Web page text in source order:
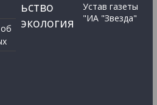
ьство
экология
Устав газеты
"ИА "Звезда"